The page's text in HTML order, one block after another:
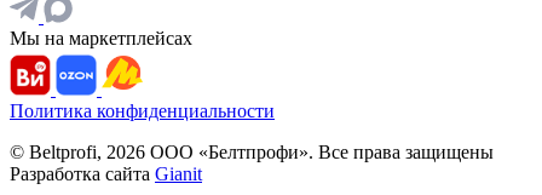
Мы на маркетплейсах
Политика конфиденциальности
© Beltprofi, 2026 ООО «Белтпрофи». Все права защищены
Разработка сайта Gianit